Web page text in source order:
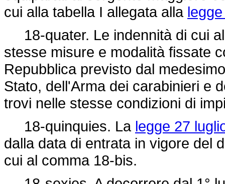
cui alla tabella I allegata alla
18-quater. Le indennità di cui
stesse misure e modalità fissate
Repubblica previsto dal
Stato, dell'Arma dei carabinieri e
trovi nelle stesse condizioni di
18-quinquies. La legge 27
dalla data di entrata in vigore del
cui al comma 18-bis.